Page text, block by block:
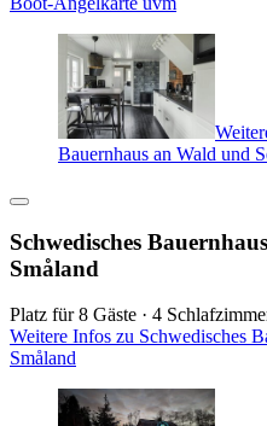
Bauernhaus an Wald und
Schwedisches
Småland
Platz für 8 Gäste · 4
Weitere Infos zu Schwedisches
Småland